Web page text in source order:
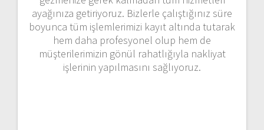
ayağınıza getiriyoruz. Bizlerle çalıştığınız süre
boyunca tüm işlemlerimizi kayıt altında tutarak
hem daha profesyonel olup hem de
müşterilerimizin gönül rahatlığıyla nakliyat
işlerinin yapılmasını sağlıyoruz.